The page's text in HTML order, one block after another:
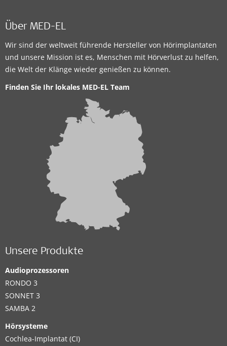
Über MED-EL
Wir sind der weltweit führende Hersteller von Hörimplantaten
und unsere Mission ist es, Menschen mit Hörverlust zu helfen,
die Welt der Klänge wieder genießen zu können.
Finden Sie Ihr lokales MED-EL Team
Unsere Produkte
Audioprozessoren
RONDO 3
SONNET 3
SAMBA 2
Hörsysteme
Cochlea-Implantat (CI)